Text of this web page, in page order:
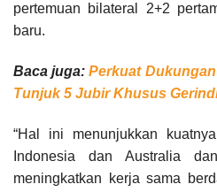
pertemuan bilateral 2+2
baru.
Baca juga:Perkuat
Tunjuk 5 Jubir Khusus
“Hal ini menunjukkan
Indonesia dan Australia
meningkatkan kerja sama